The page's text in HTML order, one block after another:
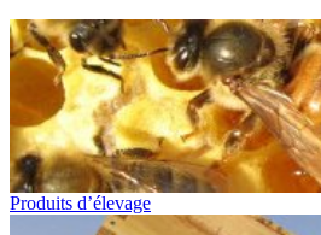
Produits d’élevage